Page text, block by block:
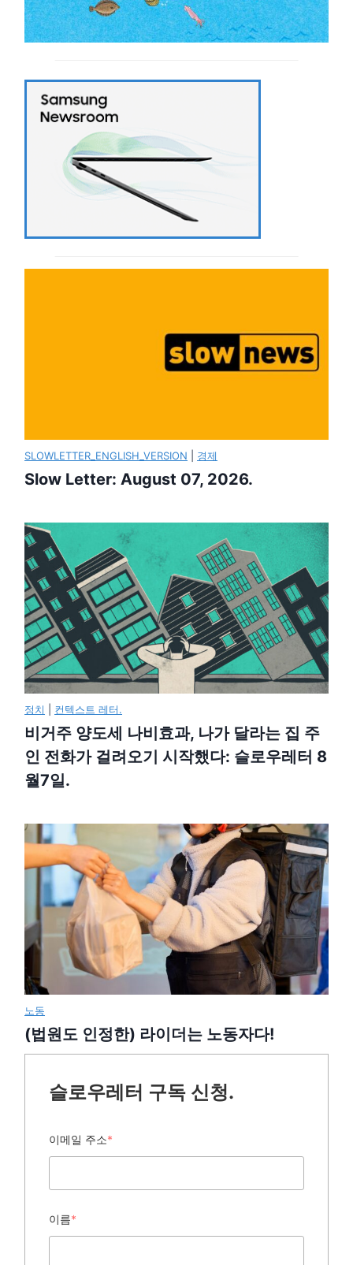
SLOWLETTER_ENGLISH_VERSION 경제
Slow Letter: August 07, 2026.
정치 컨텍스트 레터.
비거주 양도세 나비효과, 나가 달라는 집 주
인 전화가 걸려오기 시작했다: 슬로우레터 8
월7일.
노동
(법원도 인정한) 라이더는 노동자다!
슬로우레터 구독 신청.
이메일 주소*
이름*